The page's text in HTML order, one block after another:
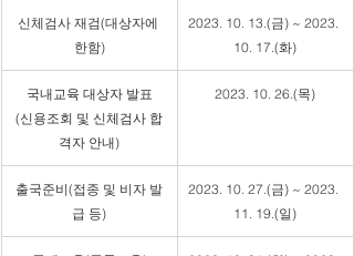
신체검사 재검(대상자에
한함)
2023. 10. 13.(금) ~ 2023.
10. 17.(화)
국내교육 대상자 발표
(신용조회 및 신체검사 합
격자 안내)
2023. 10. 26.(목)
출국준비(접종 및 비자 발
급 등)
2023. 10. 27.(금) ~ 2023.
11. 19.(일)